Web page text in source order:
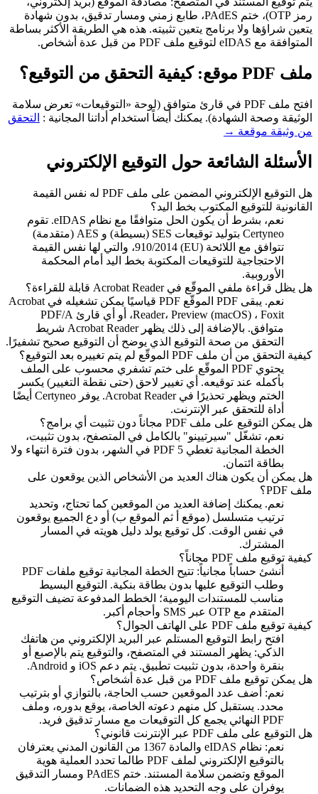
رمز OTP)، ختم PAdES، طابع زمني ومسار تدقيق، بدون شهادة
يتعين شراؤها ولا برنامج يتعين تثبيته. هذه هي الطريقة الأكثر بساطة
المتوافقة مع eIDAS لتوقيع ملف PDF من قبل عدة أشخاص.
ملف PDF موقع: كيفية التحقق من التوقيع؟
افتح ملف PDF في قارئ متوافق (لوحة «التوقيعات» تعرض سلامة
الوثيقة وصحة الشهادة). يمكنك أيضاً استخدام أداتنا المجانية : التحقق
من وثيقة موقعة →
الأسئلة الشائعة حول التوقيع الإلكتروني
هل التوقيع الإلكتروني المضمن على ملف PDF له نفس القيمة
القانونية للتوقيع المكتوب بخط اليد؟
نعم، بشرط أن يكون الحل متوافقًا مع نظام eIDAS. تقوم
Certyneo بتوليد توقيعات SES (بسيطة) و AES (متقدمة)
تتوافق مع اللائحة (EU) 910/2014، والتي لها نفس القيمة
الاحتجاجية للتوقيعات المكتوبة بخط اليد أمام المحكمة
الأوروبية.
هل يظل قراءة ملفي الموقّع في Acrobat Reader قابلة للقراءة؟
نعم. يبقى PDF الموقّع PDF قياسيًا يمكن تشغيله في Acrobat
Reader، Preview (macOS) ، Foxit، أو أي قارئ PDF/A
متوافق. بالإضافة إلى ذلك يظهر Acrobat Reader شريط
التحقق من صحة التوقيع الذي يوضح أن التوقيع صحيح تشفيرًا.
كيفية التحقق من أن ملف PDF الموقّع لم يتم تغييره بعد التوقيع؟
يحتوي PDF الموقّع على ختم تشفري محسوب على الملف
بأكمله عند توقيعه. أي تغيير لاحق (حتى نقطة التغيير) يكسر
الختم ويظهر تحذيرًا في Acrobat Reader. يوفر Certyneo أيضًا
أداة للتحقق عبر الإنترنت.
هل يمكن التوقيع على ملف PDF مجاناً دون تثبيت أي برامج؟
نعم، تشغّل "سيرتيينو" بالكامل في المتصفح، بدون تثبيت،
الخطة المجانية تغطي 5 PDF في الشهر، بدون فترة انتهاء ولا
بطاقة ائتمان.
هل يمكن أن يكون هناك العديد من الأشخاص الذين يوقعون على
ملف PDF؟
نعم. يمكنك إضافة العديد من الموقعين كما تحتاج، وتحديد
ترتيب متسلسل (موقع أ ثم الموقع ب) أو دع الجميع يوقعون
في نفس الوقت. كل توقيع يولد دليل هويته في المسار
المشترك.
كيفية توقيع ملف PDF مجاناً؟
أنشئ حساباً مجانياً: تتيح الخطة المجانية توقيع ملفات PDF
وطلب التوقيع عليها بدون بطاقة بنكية. التوقيع البسيط
مناسب للمستندات اليومية؛ الخطط المدفوعة تضيف التوقيع
المتقدم مع OTP عبر SMS وأحجام أكبر.
كيفية توقيع ملف PDF على الهاتف الجوال؟
افتح رابط التوقيع المستلم عبر البريد الإلكتروني من هاتفك
الذكي: يظهر المستند في المتصفح، والتوقيع يتم بالإصبع أو
بنقرة واحدة، بدون تثبيت تطبيق. يتم دعم iOS و Android.
هل يمكن توقيع ملف PDF من قبل عدة أشخاص؟
نعم: أضف عدد الموقعين حسب الحاجة، بالتوازي أو بترتيب
محدد. يستقبل كل منهم دعوته الخاصة، يوقع بدوره، وملف
PDF النهائي يجمع كل التوقيعات مع مسار تدقيق فريد.
هل التوقيع على ملف PDF عبر الإنترنت قانوني؟
نعم: نظام eIDAS والمادة 1367 من القانون المدني يعترفان
بالتوقيع الإلكتروني لملف PDF طالما تحدد العملية هوية
الموقع وتضمن سلامة المستند. ختم PAdES ومسار التدقيق
يوفران على وجه التحديد هذه الضمانات.